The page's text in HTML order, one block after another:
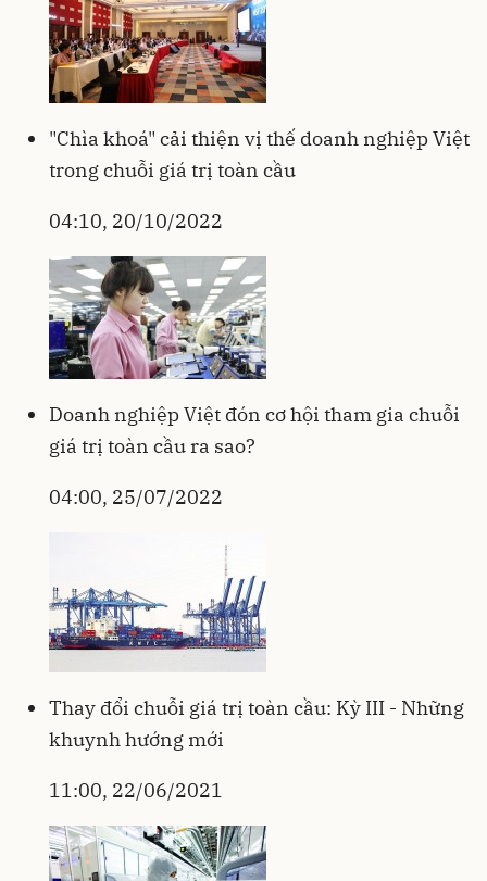
"Chìa khoá" cải thiện vị thế doanh nghiệp Việt
trong chuỗi giá trị toàn cầu
04:10, 20/10/2022
Doanh nghiệp Việt đón cơ hội tham gia chuỗi
giá trị toàn cầu ra sao?
04:00, 25/07/2022
Thay đổi chuỗi giá trị toàn cầu: Kỳ III - Những
khuynh hướng mới
11:00, 22/06/2021